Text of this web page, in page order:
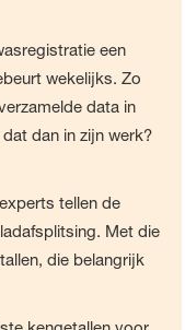
een
wekelijks. Zo
data in
dan in zijn werk?
tellen de
Met die
die belangrijk